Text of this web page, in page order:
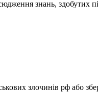
знань, здобутих
злочинів рф або